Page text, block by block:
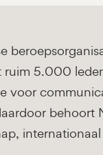
5.000
voor
behoort